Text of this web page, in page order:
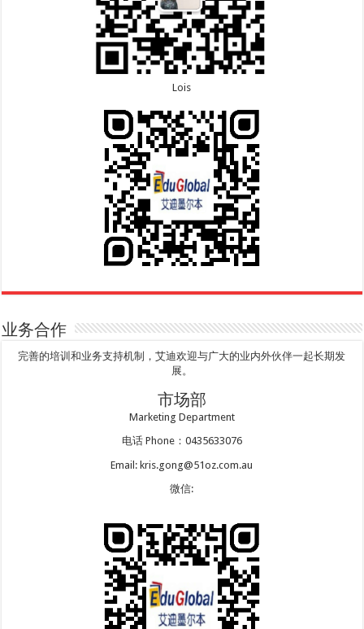
Lois
业务合作
完善的培训和业务支持机制，艾迪欢迎与广大的业内外伙伴一起长期发
展。
市场部
Marketing Department
电话 Phone：0435633076
Email: kris.gong@51oz.com.au
微信: